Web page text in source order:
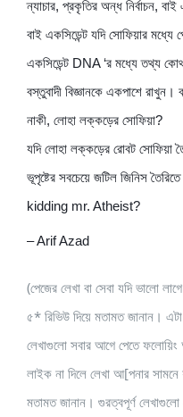
ন্যাচার, প্রকৃতির অন্ধ নির্বাচন, বাই
বাই একসিডেন্ট যদি সোফিয়ার মধ্যে
একসিডেন্ট DNA ‘র মধ্যে তথ্য
বস্তুবাদী বিজ্ঞানকে একপাশে
নাকী, লোহা লক্কড়ের সোফিয়া?
যদি লোহা লক্কড়ের রোবট সোফিয়া
ভূপৃষ্টের সবচেয়ে জটিল জিনিস
kidding mr. Atheist?
– Arif Azad
(পেজের লেখা বা সেবা যদি ভালো
৫* রিভিউ দিয়ে মতামত জানান।
লেখাগুলো সবার আগে পেতে ফলোয়িং
লাইক না দিলে লেখা আ[পনার সামনে
মতামত জানান। গুরত্বপূর্ণ লেখাগুলো